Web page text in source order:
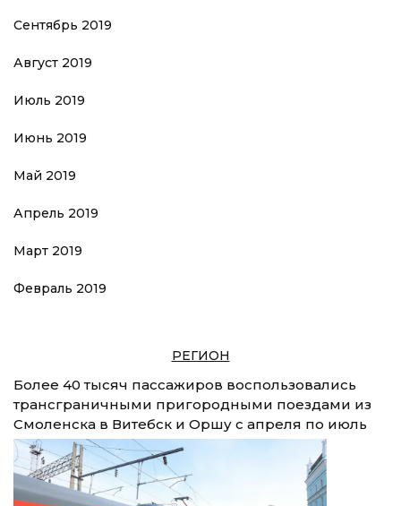
Сентябрь 2019
Август 2019
Июль 2019
Июнь 2019
Май 2019
Апрель 2019
Март 2019
Февраль 2019
РЕГИОН
Более 40 тысяч пассажиров воспользовались
трансграничными пригородными поездами из
Смоленска в Витебск и Оршу с апреля по июль